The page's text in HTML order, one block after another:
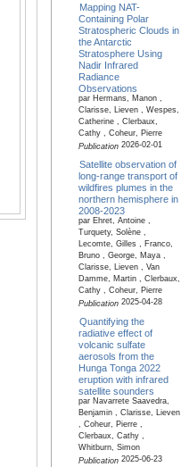
Mapping NAT-
Containing Polar
Stratospheric Clouds in
the Antarctic
Stratosphere Using
Nadir Infrared
Radiance
Observations
par Hermans, Manon ,
Clarisse, Lieven , Wespes,
Catherine , Clerbaux,
Cathy , Coheur, Pierre
Publication2026-02-01
Satellite observation of
long-range transport of
wildfires plumes in the
northern hemisphere in
2008-2023
par Ehret, Antoine ,
Turquety, Solène ,
Lecomte, Gilles , Franco,
Bruno , George, Maya ,
Clarisse, Lieven , Van
Damme, Martin , Clerbaux,
Cathy , Coheur, Pierre
Publication2025-04-28
Quantifying the
radiative effect of
volcanic sulfate
aerosols from the
Hunga Tonga 2022
eruption with infrared
satellite sounders
par Navarrete Saavedra,
Benjamin , Clarisse, Lieven
, Coheur, Pierre ,
Clerbaux, Cathy ,
Whitburn, Simon
Publication2025-06-23